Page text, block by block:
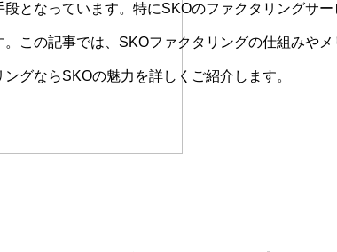
となっています。特にSKOのファクタリングサー
この記事では、SKOファクタリングの仕組みやメ
グならSKOの魅力を詳しくご紹介します。